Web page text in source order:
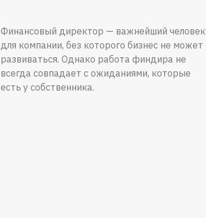
Финансовый директор — важнейший человек
для компании, без которого бизнес не может
развиваться. Однако работа финдира не
всегда совпадает с ожиданиями, которые
есть у собственника.